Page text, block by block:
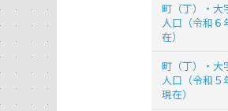
町（丁）・大
人口（令和６
在）
町（丁）・大
人口（令和５
現在）